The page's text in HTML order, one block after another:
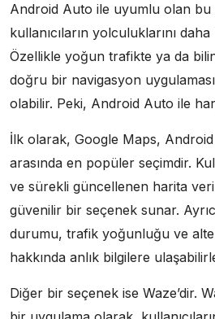
Android Auto ile uyumlu olan bu
kullanıcıların yolculuklarını
Özellikle yoğun trafikte ya da
doğru bir navigasyon
olabilir. Peki, Android Auto ile
İlk olarak, Google Maps, Android
arasında en popüler seçimdir.
ve sürekli güncellenen harita
güvenilir bir seçenek sunar.
durumu, trafik yoğunluğu ve
hakkında anlık bilgilere
Diğer bir seçenek ise Waze’dir.